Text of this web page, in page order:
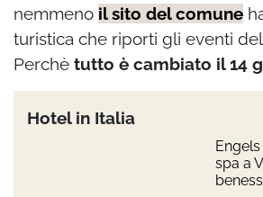
nemmeno il sito del comune
turistica che riporti gli eventi
Perchè tutto è cambiato il 14
Hotel in Italia
spa a